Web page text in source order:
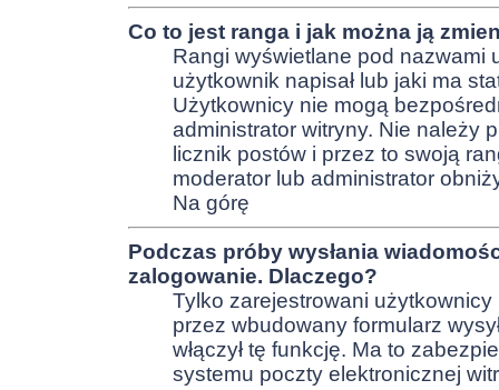
Co to jest ranga i jak można ją
Rangi wyświetlane pod nazwami
użytkownik napisał lub jaki ma
Użytkownicy nie mogą
administrator witryny. Nie należy
licznik postów i przez to swoją
moderator lub administrator
Na górę
Podczas próby wysłania
zalogowanie. Dlaczego?
Tylko zarejestrowani
przez wbudowany formularz
włączył tę funkcję. Ma to
systemu poczty elektronicznej